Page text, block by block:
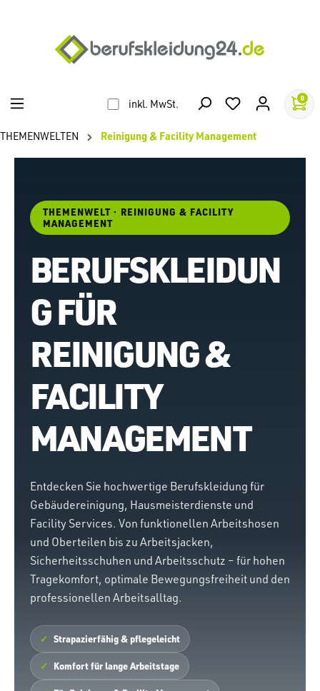
inkl. MwSt. 0
THEMENWELTEN Reinigung & Facility Management
THEMENWELT · REINIGUNG & FACILITY
MANAGEMENT
BERUFSKLEIDUN
G FÜR
REINIGUNG &
FACILITY
MANAGEMENT
Entdecken Sie hochwertige Berufskleidung für
Gebäudereinigung, Hausmeisterdienste und
Facility Services. Von funktionellen Arbeitshosen
und Oberteilen bis zu Arbeitsjacken,
Sicherheitsschuhen und Arbeitsschutz – für hohen
Tragekomfort, optimale Bewegungsfreiheit und den
professionellen Arbeitsalltag.
Strapazierfähig & pflegeleicht
Komfort für lange Arbeitstage